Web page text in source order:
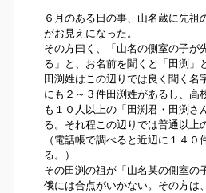
６月のある日の事、山名蔵に先祖
がお見えになった。
その方曰く、「山名の側室の子が
る」と、お名前を聞くと「田渕」
田渕姓はこの辺りでは良く聞く名
にも２～３件田渕姓があるし、高
も１０人以上の「田渕君・田渕さ
る。それ程この辺りでは普通以上
（電話帳で調べると近辺に１４０
る。）
その田渕の祖が「山名某の側室の
俄には合点がいかない。その方は